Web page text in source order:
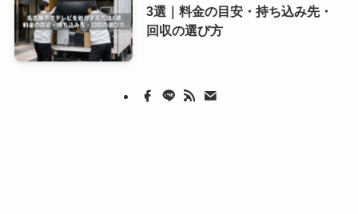
3選｜料金の目安・持ち込み先・
回収の選び方